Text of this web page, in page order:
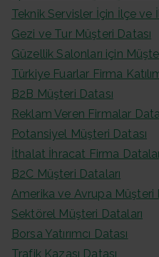
Teknik Servisler İçin İlçe ve
Gezi ve Tur Müşteri Datası
Güzellik Salonları için
Türkiye Fuarlar Firma
B2B Müşteri Datası
Reklam Veren Firmalar
Potansiyel Müşteri Datası
İthalat İhracat Firma
B2C Müşteri Dataları
Amerika ve Avrupa Müşteri
Sektörel Müşteri Dataları
Borsa Yatırımcı Datası
Trafik Kazası Datası